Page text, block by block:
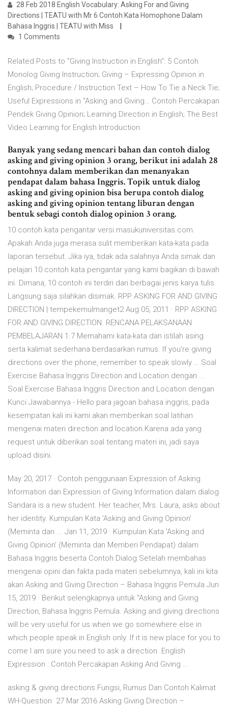
28 Feb 2018 English Vocabulary: Asking For and Giving
Directions | TEATU with Mr 6 Contoh Kata Homophone Dalam
Bahasa Inggris | TEATU with Miss
1 Comments
Related Posts to "Giving Instruction in English": 5 Contoh
Monolog Giving Instruction; Giving – Expressing Opinion in
English; Procedure / Instruction Text – How To Tie a Neck Tie;
Useful Expressions in "Asking and Giving… Contoh Percakapan
Pendek Giving Opinion; Learning Direction in English; The Best
Video Learning for English Introduction
Banyak yang sedang mencari bahan dan contoh dialog
asking and giving opinion 3 orang, berikut ini adalah 28
contohnya dalam memberikan dan menanyakan
pendapat dalam bahasa Inggris. Topik untuk dialog
asking and giving opinion bisa berupa contoh dialog
asking and giving opinion tentang liburan dengan
bentuk sebagi contoh dialog opinion 3 orang.
10 contoh kata pengantar versi masukuniversitas.com.
Apakah Anda juga merasa sulit memberikan kata-kata pada
laporan tersebut. Jika iya, tidak ada salahnya Anda simak dan
pelajari 10 contoh kata pengantar yang kami bagikan di bawah
ini. Dimana, 10 contoh ini terdiri dari berbagai jenis karya tulis.
Langsung saja silahkan disimak. RPP ASKING FOR AND GIVING
DIRECTION | tempekemulmanget2 Aug 05, 2011 · RPP ASKING
FOR AND GIVING DIRECTION. RENCANA PELAKSANAAN
PEMBELAJARAN 1.7 Memahami kata-kata dan istilah asing
serta kalimat sederhana berdasarkan rumus. If you’re giving
directions over the phone, remember to speak slowly … Soal
Exercise Bahasa Inggris Direction and Location dengan ...
Soal Exercise Bahasa Inggris Direction and Location dengan
Kunci Jawabannya - Hello para jagoan bahasa inggris, pada
kesempatan kali ini kami akan memberikan soal latihan
mengenai materi direction and location.Karena ada yang
request untuk diberikan soal tentang materi ini, jadi saya
upload disini.
May 20, 2017 · Contoh penggunaan Expression of Asking
Information dan Expression of Giving Information dalam dialog
Sandara is a new student. Her teacher, Mrs. Laura, asks about
her identity. Kumpulan Kata 'Asking and Giving Opinion'
(Meminta dan ... Jan 11, 2019 · Kumpulan Kata 'Asking and
Giving Opinion' (Meminta dan Memberi Pendapat) dalam
Bahasa Inggris beserta Contoh Dialog Setelah membahas
mengenai opini dan fakta pada materi sebelumnya, kali ini kita
akan Asking and Giving Direction – Bahasa Inggris Pemula Jun
15, 2019 · Berikut selengkapnya untuk "Asking and Giving
Direction, Bahasa Inggris Pemula. Asking and giving directions
will be very useful for us when we go somewhere else in
which people speak in English only. If it is new place for you to
come I am sure you need to ask a direction. English
Expression : Contoh Percakapan Asking And Giving ...
asking & giving directions Fungsi, Rumus Dan Contoh Kalimat
WH-Question 27 Mar 2016 Asking Giving Direction –